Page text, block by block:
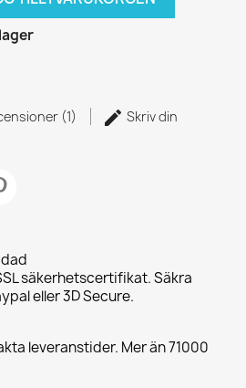
(1)
Skriv din
säkerhetscertifikat. Säkra
eller 3D Secure.
leveranstider. Mer än 71000